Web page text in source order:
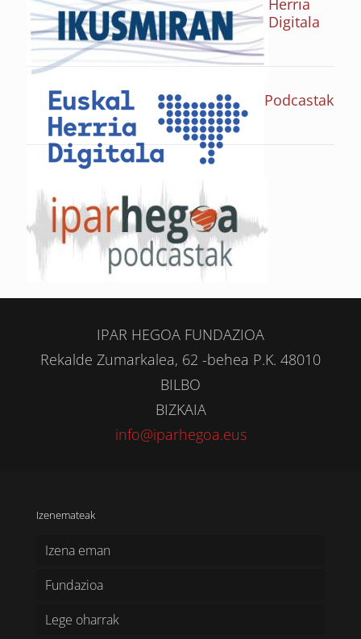
Herria
Digitala
Podcastak
IPAR HEGOA FUNDAZIOA
Rekalde Zumarkalea, 62 -behea P.K. 48010
BILBO
BIZKAIA
info@iparhegoa.eus
Izenemateak
Izena eman
Fundazioa
Lege oharrak